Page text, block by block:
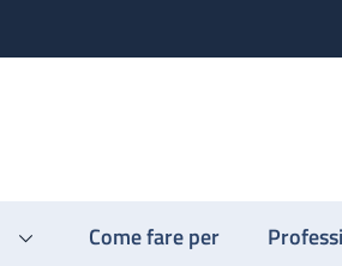
Come fare per